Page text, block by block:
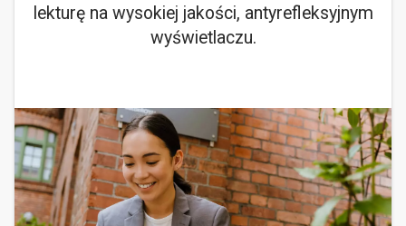
lekturę na wysokiej jakości, antyrefleksyjnym
wyświetlaczu.